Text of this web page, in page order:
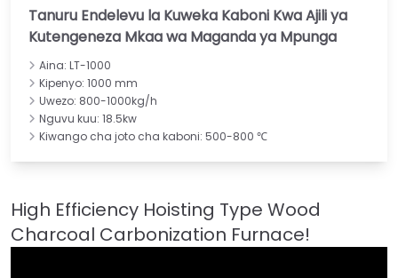
Tanuru Endelevu la Kuweka Kaboni Kwa Ajili ya
Kutengeneza Mkaa wa Maganda ya Mpunga
Aina: LT-1000
Kipenyo: 1000 mm
Uwezo: 800-1000kg/h
Nguvu kuu: 18.5kw
Kiwango cha joto cha kaboni: 500-800 ℃